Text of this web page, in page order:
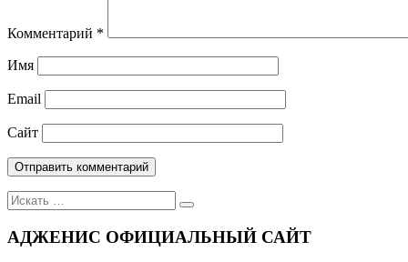
Комментарий *
Имя
Email
Сайт
Поиск
для:
АДЖЕНИС ОФИЦИАЛЬНЫЙ САЙТ